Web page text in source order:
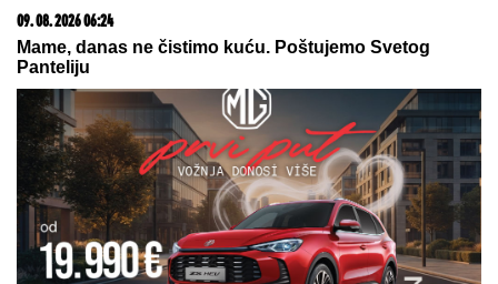
okretali za njom u papučama, NE
šta joj od ranog jutra stvara VELIKU
NELAGODU! (VIDEO)
by Aklamator